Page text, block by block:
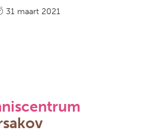
31 maart 2021